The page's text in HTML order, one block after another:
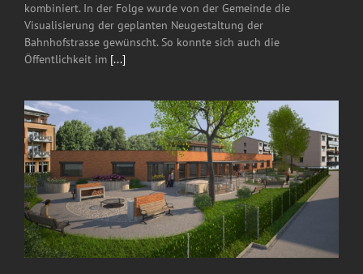
kombiniert. In der Folge wurde von der Gemeinde die
Visualisierung der geplanten Neugestaltung der
Bahnhofstrasse gewünscht. So konnte sich auch die
Öffentlichkeit im [...]